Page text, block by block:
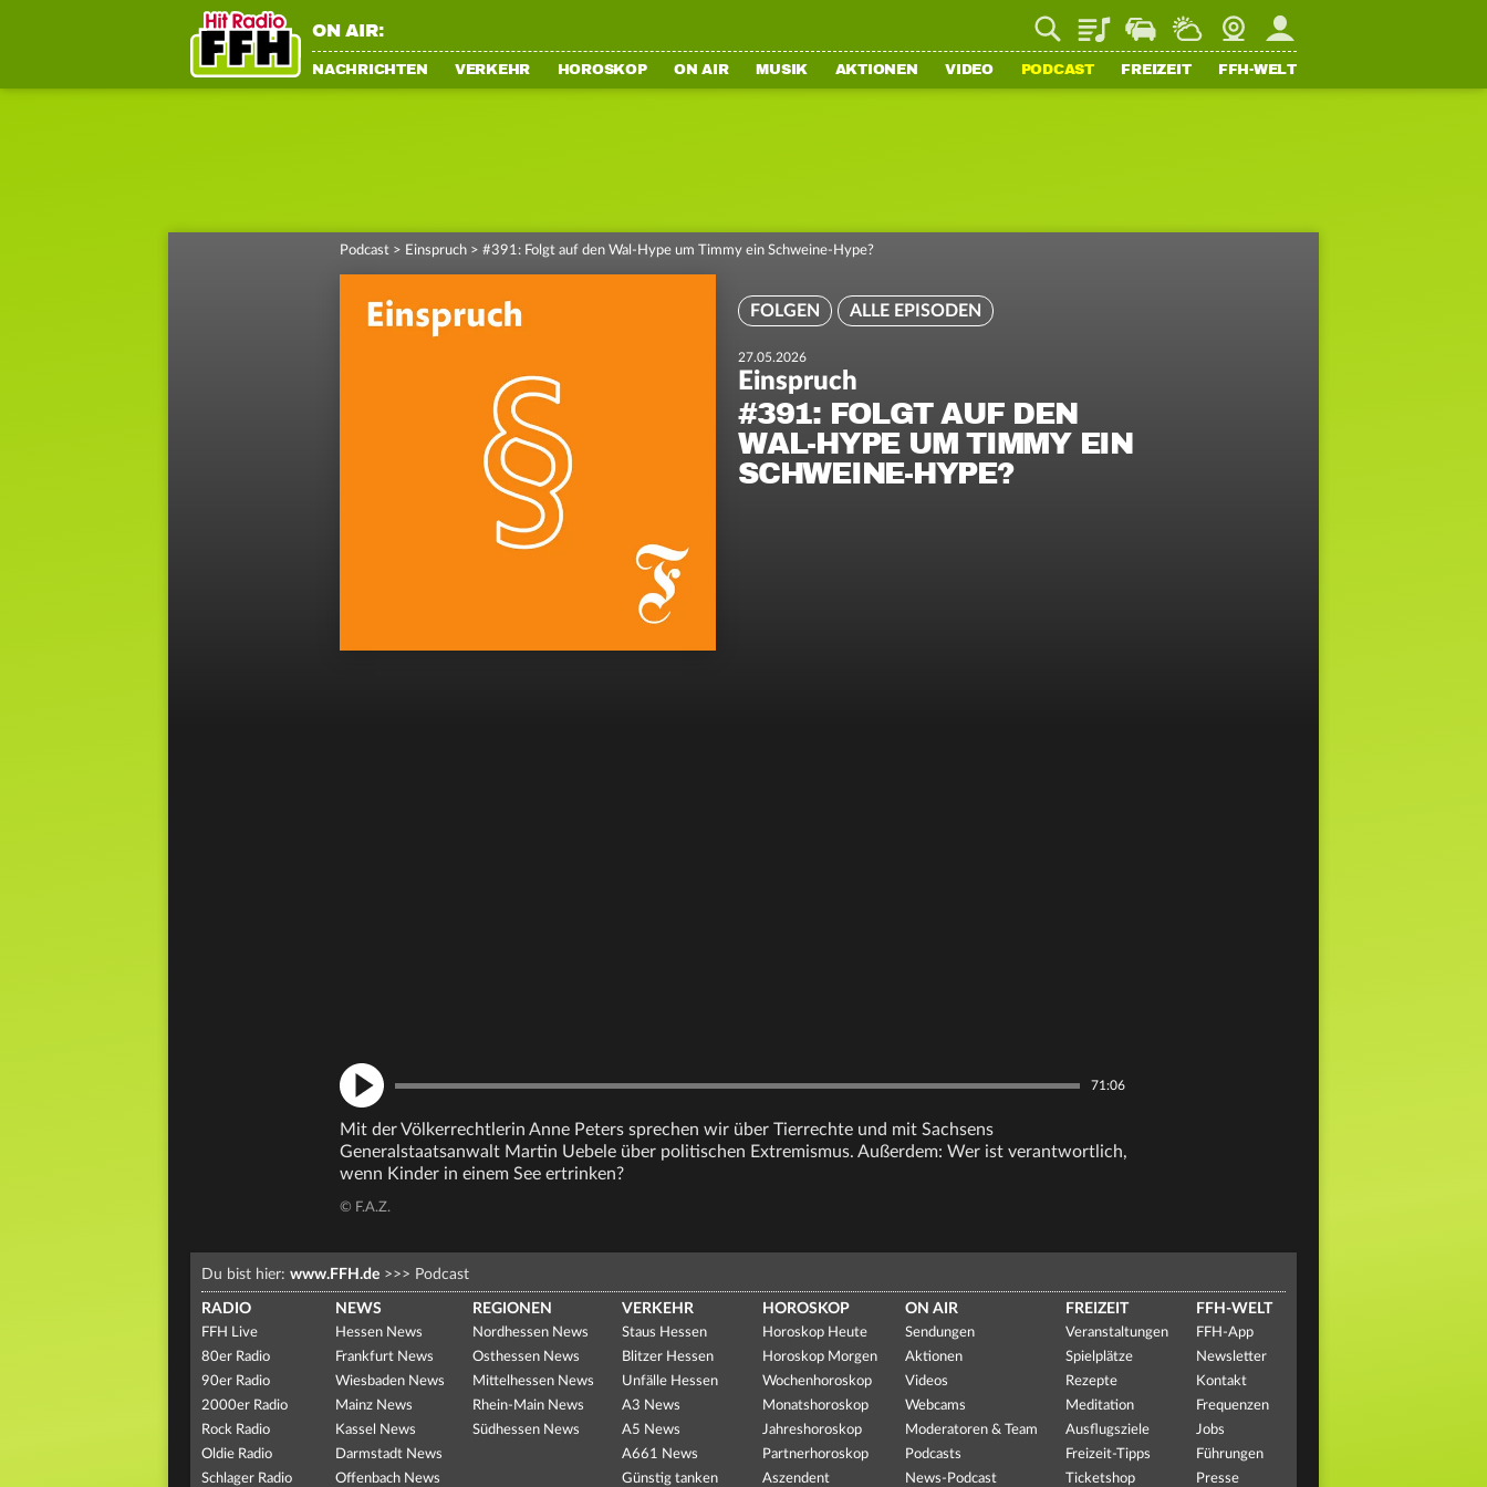
ON AIR: PlaylistStaupilotWetterWebcamMein FFH
NACHRICHTEN VERKEHR HOROSKOP ON AIR MUSIK AKTIONEN VIDEO PODCAST FREIZEIT FFH-WELT
Podcast > Einspruch > #391: Folgt auf den Wal-Hype um Timmy ein Schweine-Hype?
FOLGEN ALLE EPISODEN
27.05.2026
Einspruch
#391: FOLGT AUF DEN
WAL-HYPE UM TIMMY EIN
SCHWEINE-HYPE?
71:06
Mit der Völkerrechtlerin Anne Peters sprechen wir über Tierrechte und mit Sachsens
Generalstaatsanwalt Martin Uebele über politischen Extremismus. Außerdem: Wer ist verantwortlich,
wenn Kinder in einem See ertrinken?
© F.A.Z.
Du bist hier: www.FFH.de >>> Podcast
RADIO
FFH Live
80er Radio
90er Radio
2000er Radio
Rock Radio
Oldie Radio
Schlager Radio
NEWS
Hessen News
Frankfurt News
Wiesbaden News
Mainz News
Kassel News
Darmstadt News
Offenbach News
REGIONEN
Nordhessen News
Osthessen News
Mittelhessen News
Rhein-Main News
Südhessen News
VERKEHR
Staus Hessen
Blitzer Hessen
Unfälle Hessen
A3 News
A5 News
A661 News
Günstig tanken
HOROSKOP
Horoskop Heute
Horoskop Morgen
Wochenhoroskop
Monatshoroskop
Jahreshoroskop
Partnerhoroskop
Aszendent
ON AIR
Sendungen
Aktionen
Videos
Webcams
Moderatoren & Team
Podcasts
News-Podcast
FREIZEIT
Veranstaltungen
Spielplätze
Rezepte
Meditation
Ausflugsziele
Freizeit-Tipps
Ticketshop
FFH-WELT
FFH-App
Newsletter
Kontakt
Frequenzen
Jobs
Führungen
Presse